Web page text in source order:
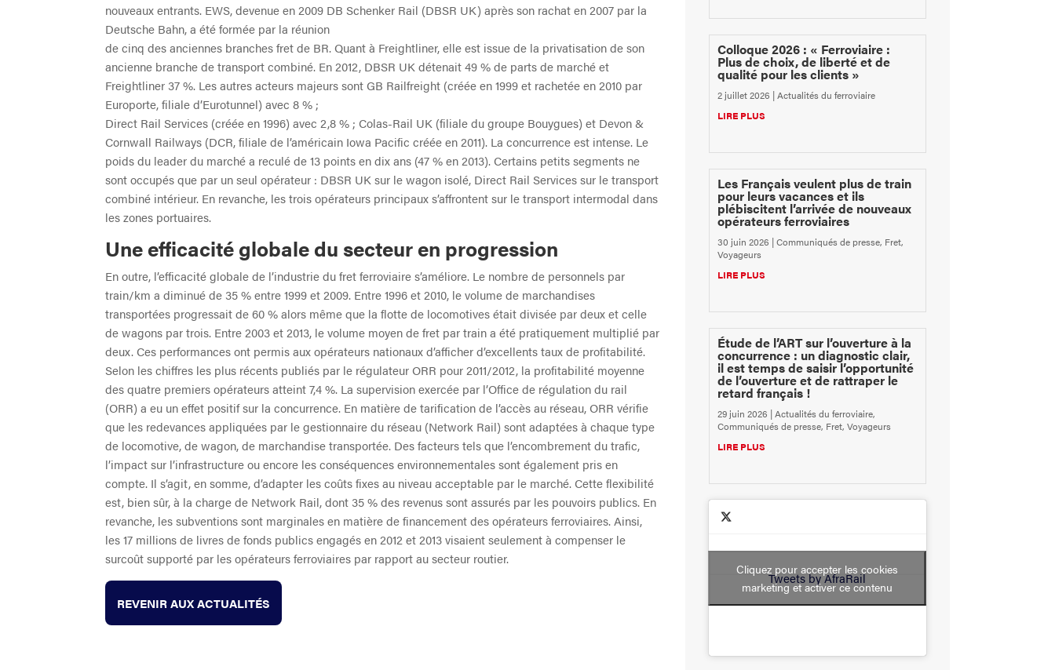
nouveaux entrants. EWS, devenue en 2009 DB Schenker Rail (DBSR UK) après son rachat en 2007 par la
Deutsche Bahn, a été formée par la réunion
de cinq des anciennes branches fret de BR. Quant à Freightliner, elle est issue de la privatisation de son
ancienne branche de transport combiné. En 2012, DBSR UK détenait 49 % de parts de marché et
Freightliner 37 %. Les autres acteurs majeurs sont GB Railfreight (créée en 1999 et rachetée en 2010 par
Europorte, filiale d’Eurotunnel) avec 8 % ;
Direct Rail Services (créée en 1996) avec 2,8 % ; Colas-Rail UK (filiale du groupe Bouygues) et Devon &
Cornwall Railways (DCR, filiale de l’américain Iowa Pacific créée en 2011). La concurrence est intense. Le
poids du leader du marché a reculé de 13 points en dix ans (47 % en 2013). Certains petits segments ne
sont occupés que par un seul opérateur : DBSR UK sur le wagon isolé, Direct Rail Services sur le transport
combiné intérieur. En revanche, les trois opérateurs principaux s’affrontent sur le transport intermodal dans
les zones portuaires.
Une efficacité globale du secteur en progression
En outre, l’efficacité globale de l’industrie du fret ferroviaire s’améliore. Le nombre de personnels par
train/km a diminué de 35 % entre 1999 et 2009. Entre 1996 et 2010, le volume de marchandises
transportées progressait de 60 % alors même que la flotte de locomotives était divisée par deux et celle
de wagons par trois. Entre 2003 et 2013, le volume moyen de fret par train a été pratiquement multiplié par
deux. Ces performances ont permis aux opérateurs nationaux d’afficher d’excellents taux de profitabilité.
Selon les chiffres les plus récents publiés par le régulateur ORR pour 2011/2012, la profitabilité moyenne
des quatre premiers opérateurs atteint 7,4 %. La supervision exercée par l’Office de régulation du rail
(ORR) a eu un effet positif sur la concurrence. En matière de tarification de l’accès au réseau, ORR vérifie
que les redevances appliquées par le gestionnaire du réseau (Network Rail) sont adaptées à chaque type
de locomotive, de wagon, de marchandise transportée. Des facteurs tels que l’encombrement du trafic,
l’impact sur l’infrastructure ou encore les conséquences environnementales sont également pris en
compte. Il s’agit, en somme, d’adapter les coûts fixes au niveau acceptable par le marché. Cette flexibilité
est, bien sûr, à la charge de Network Rail, dont 35 % des revenus sont assurés par les pouvoirs publics. En
revanche, les subventions sont marginales en matière de financement des opérateurs ferroviaires. Ainsi,
les 17 millions de livres de fonds publics engagés en 2012 et 2013 visaient seulement à compenser le
surcoût supporté par les opérateurs ferroviaires par rapport au secteur routier.
REVENIR AUX ACTUALITÉS
Colloque 2026 : « Ferroviaire :
Plus de choix, de liberté et de
qualité pour les clients »
2 juillet 2026 |Actualités du ferroviaire
LIRE PLUS
Les Français veulent plus de train
pour leurs vacances et ils
plébiscitent l’arrivée de nouveaux
opérateurs ferroviaires
30 juin 2026 |Communiqués de presse, Fret,
Voyageurs
LIRE PLUS
Étude de l’ART sur l’ouverture à la
concurrence : un diagnostic clair,
il est temps de saisir l’opportunité
de l’ouverture et de rattraper le
retard français !
29 juin 2026 |Actualités du ferroviaire,
Communiqués de presse, Fret, Voyageurs
LIRE PLUS
Tweets by AfraRail
Cliquez pour accepter les cookies
marketing et activer ce contenu